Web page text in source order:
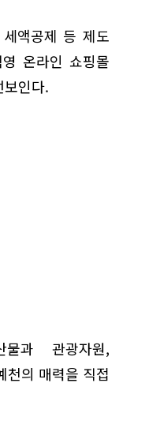
액공제 등 제도
온라인 쇼핑몰
인다.
과 관광자원,
의 매력을 직접